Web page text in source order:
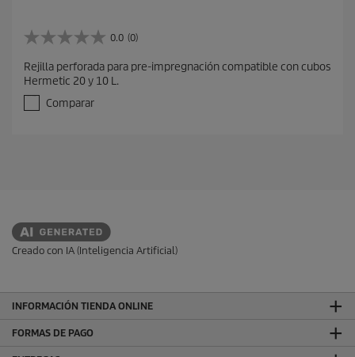
0.0 (0)
0
0
d
5
a
s
.
Rejilla perforada para pre-impregnación compatible con cubos
Hermetic 20 y 10 L.
Comparar
Creado con IA (Inteligencia Artificial)
INFORMACIÓN TIENDA ONLINE
FORMAS DE PAGO